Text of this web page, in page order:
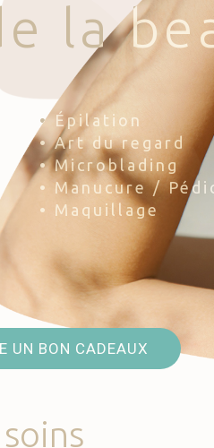
e la be
• Épilation
• Art du regard
• Microblading
• Manucure /
• Maquillage
UN BON CADEAUX
soins